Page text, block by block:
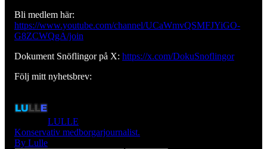
Bli medlem här:
https://www.youtube.com/channel/UCaWmvQSMFJYiGO-
G8ZCWQgA/join
Dokument Snöflingor på X: https://x.com/DokuSnoflingor
Följ mitt nyhetsbrev:
LULLE
Konservativ medborgarjournalist.
By Lulle